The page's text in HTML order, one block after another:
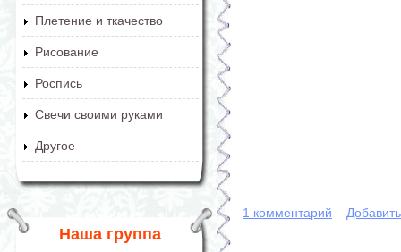
Плетение и ткачество
Рисование
Роспись
Свечи своими руками
Другое
Наша группа
1 комментарий